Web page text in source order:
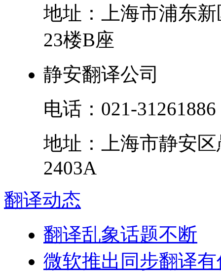
地址：
上海市浦东新
23楼B座
静安翻译公司
电话： 021-31261886
地址：
上海市静安区
2403A
翻译动态
翻译乱象话题不断
微软推出同步翻译